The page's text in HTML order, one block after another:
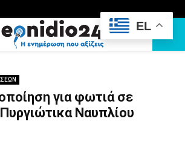
για φωτιά σε
Ναυπλίου
EL